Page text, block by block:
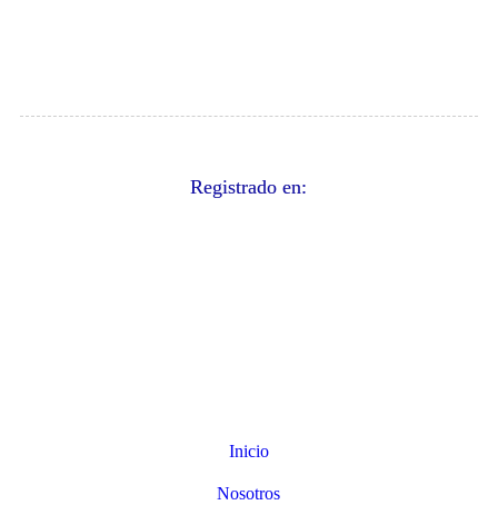
Registrado en:
Inicio
Nosotros